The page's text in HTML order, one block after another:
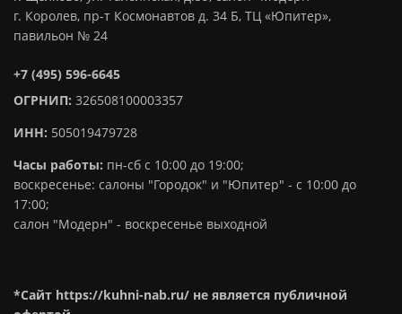
г. Королев, пр-т Космонавтов д. 34 Б, ТЦ «Юпитер»,
павильон № 24
+7 (495) 596-6645
ОГРНИП: 326508100003357
ИНН: 505019479728
Часы работы: пн-сб с 10:00 до 19:00;
воскресенье: салоны "Городок" и "Юпитер" - с 10:00 до
17:00;
салон "Модерн" - воскресенье выходной
*Сайт https://kuhni-nab.ru/ не является публичной